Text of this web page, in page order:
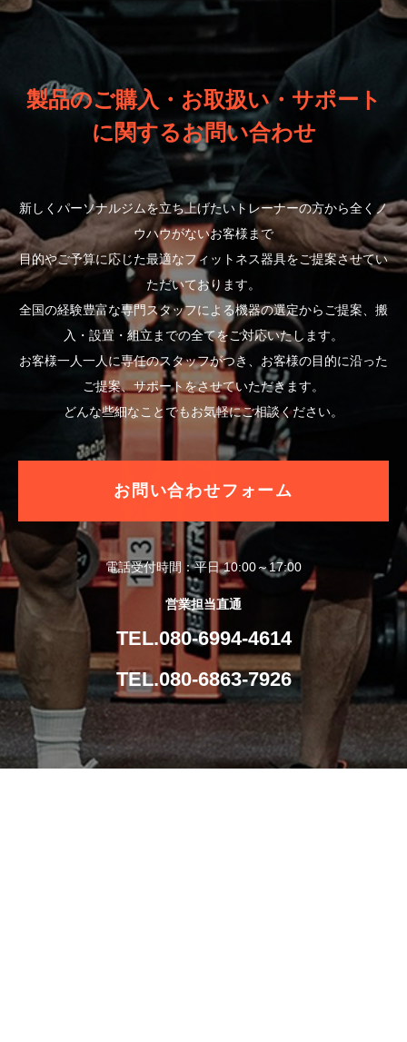
製品のご購入・お取扱い・サポート
に関するお問い合わせ
新しくパーソナルジムを立ち上げたいトレーナーの方から全くノ
ウハウがないお客様まで
目的やご予算に応じた最適なフィットネス器具をご提案させてい
ただいております。
全国の経験豊富な専門スタッフによる機器の選定からご提案、搬
入・設置・組立までの全てをご対応いたします。
お客様一人一人に専任のスタッフがつき、お客様の目的に沿った
ご提案、サポートをさせていただきます。
どんな些細なことでもお気軽にご相談ください。
お問い合わせフォーム
電話受付時間：平日 10:00～17:00
営業担当直通
TEL.080-6994-4614
TEL.080-6863-7926